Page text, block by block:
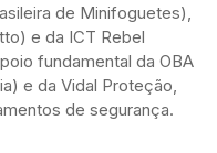
de Minifoguetes),
e da ICT Rebel
fundamental da OBA
e da Vidal Proteção,
de segurança.